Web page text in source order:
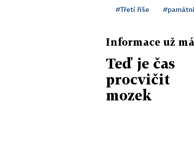
#Třetí říše
Informace už
Teď je čas
procvičit
mozek